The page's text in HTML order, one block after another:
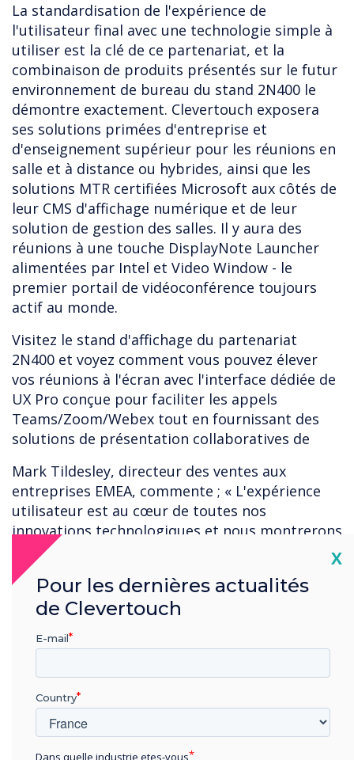
La standardisation de l'expérience de
l'utilisateur final avec une technologie simple à
utiliser est la clé de ce partenariat, et la
combinaison de produits présentés sur le futur
environnement de bureau du stand 2N400 le
démontre exactement. Clevertouch exposera
ses solutions primées d'entreprise et
d'enseignement supérieur pour les réunions en
salle et à distance ou hybrides, ainsi que les
solutions MTR certifiées Microsoft aux côtés de
leur CMS d'affichage numérique et de leur
solution de gestion des salles. Il y aura des
réunions à une touche DisplayNote Launcher
alimentées par Intel et Video Window - le
premier portail de vidéoconférence toujours
actif au monde.
Visitez le stand d'affichage du partenariat
2N400 et voyez comment vous pouvez élever
vos réunions à l'écran avec l'interface dédiée de
UX Pro conçue pour faciliter les appels
Teams/Zoom/Webex tout en fournissant des
solutions de présentation collaboratives de
Mark Tildesley, directeur des ventes aux
entreprises EMEA, commente ; « L'expérience
utilisateur est au cœur de toutes nos
innovations technologiques et nous montrerons
comment Clevertouch fonctionne en parallèle
avec nos partenaires Logitech, Video Window,
Intel et DisplayNote. Nous sommes ravis d'aller
à ISE en 2023, c'est une excellente occasion de
rencontrer des partenaires et des amis anciens
et nouveaux, de partager nos réflexions et nos
Clevertouch sera dans le Hall 2 sur le stand
X
Pour les dernières actualités
de Clevertouch
E-mail
Country
Dans quelle industrie etes-vous